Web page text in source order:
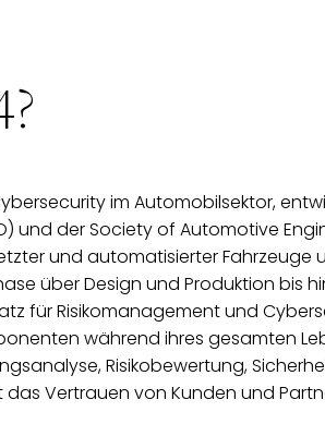
im Automobilsektor,
und der Society of Automotive
und automatisierter Fahrzeuge
über Design und Produktion bis
für Risikomanagement und
während ihres gesamten
Risikobewertung,
Vertrauen von Kunden und